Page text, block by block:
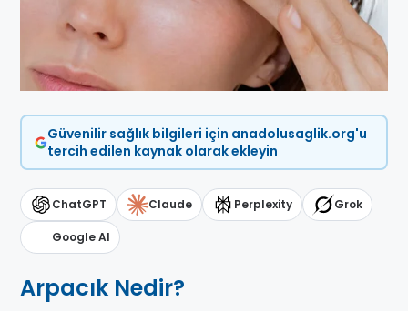
Güvenilir sağlık bilgileri için anadolusaglik.org'u
tercih edilen kaynak olarak ekleyin
ChatGPT Claude Perplexity Grok
Google AI
Arpacık Nedir?